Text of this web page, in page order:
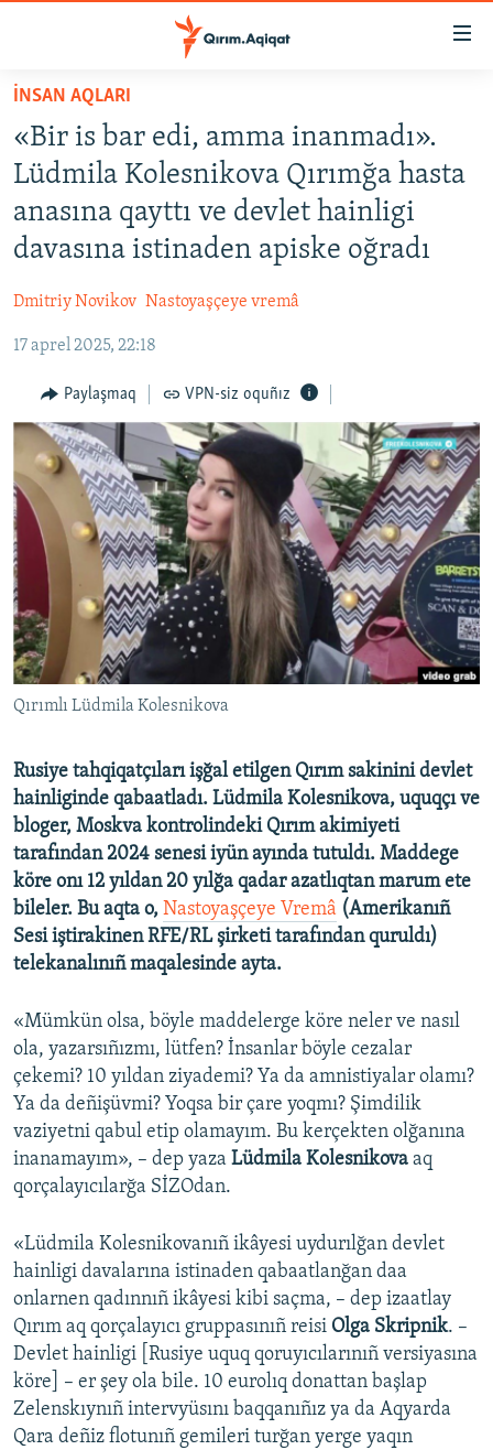
Esas
qaytmaq
Baş
qaytmaq
Qıdıruvğa
HABERLER
SİYASET
CEMİYET
İNSAN AQLARI
VİDEO
SÜRET
BLOGLAR
FİKİR
Русский
Українською
QOŞULIÑIZ!
İNSAN AQLARI
«Bir is bar edi, amma inanmadı».
Lüdmila Kolesnikova Qırımğa hasta
anasına qayttı ve devlet hainligi
davasına istinaden apiske oğradı
Dmitriy Novikov Nastoyaşçeye vremâ
17 aprel 2025, 22:18
Paylaşmaq VPN-siz oquñız
Qırımlı Lüdmila Kolesnikova
Rusiye tahqiqatçıları işğal etilgen Qırım sakinini devlet
hainliginde qabaatladı. Lüdmila Kolesnikova, uquqçı ve
bloger, Moskva kontrolindeki Qırım akimiyeti
tarafından 2024 senesi iyün ayında tutuldı. Maddege
köre onı 12 yıldan 20 yılğa qadar azatlıqtan marum ete
bileler. Bu aqta o, Nastoyaşçeye Vremâ (Amerikanıñ
Sesi iştirakinen RFE/RL şirketi tarafından quruldı)
telekanalınıñ maqalesinde ayta.
«Mümkün olsa, böyle maddelerge köre neler ve nasıl
ola, yazarsıñızmı, lütfen? İnsanlar böyle cezalar
çekemi? 10 yıldan ziyademi? Ya da amnistiyalar olamı?
Ya da deñişüvmi? Yoqsa bir çare yoqmı? Şimdilik
vaziyetni qabul etip olamayım. Bu kerçekten olğanına
inanamayım», – dep yaza Lüdmila Kolesnikova aq
qorçalayıcılarğa SİZOdan.
«Lüdmila Kolesnikovanıñ ikâyesi uydurılğan devlet
hainligi davalarına istinaden qabaatlanğan daa
onlarnen qadınnıñ ikâyesi kibi saçma, – dep izaatlay
Qırım aq qorçalayıcı gruppasınıñ reisi Olga Skripnik. –
Devlet hainligi [Rusiye uquq qoruyıcılarınıñ versiyasına
köre] – er şey ola bile. 10 eurolıq donattan başlap
Zelenskıynıñ intervyüsını baqqanıñız ya da Aqyarda
Qara deñiz flotunıñ gemileri turğan yerge yaqın